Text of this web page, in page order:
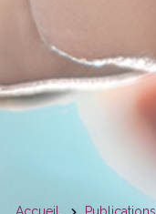
Accueil Publications